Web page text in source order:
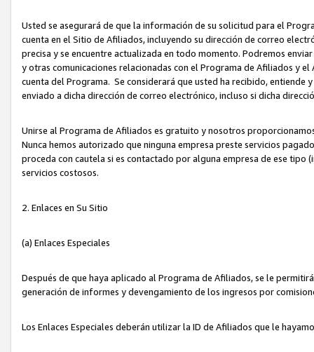
Usted se asegurará de que la información de su solicitud para el
cuenta en el Sitio de Afiliados, incluyendo su dirección de correo
precisa y se encuentre actualizada en todo momento. Podremos
y otras comunicaciones relacionadas con el Programa de Afiliados y
cuenta del Programa. Se considerará que usted ha recibido, entiende
enviado a dicha dirección de correo electrónico, incluso si dicha
Unirse al Programa de Afiliados es gratuito y nosotros
Nunca hemos autorizado que ninguna empresa preste servicios
proceda con cautela si es contactado por alguna empresa de ese
servicios costosos.
2. Enlaces en Su Sitio
(a) Enlaces Especiales
Después de que haya aplicado al Programa de Afiliados, se le
generación de informes y devengamiento de los ingresos por
Los Enlaces Especiales deberán utilizar la ID de Afiliados que le